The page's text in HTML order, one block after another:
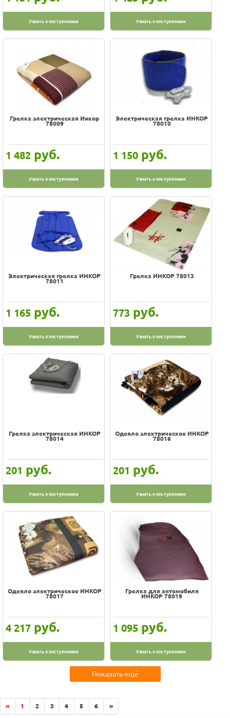
Узнать о поступлении Узнать о поступлении
Грелка электрическая Инкор
78009
1 482 руб.
Узнать о поступлении
Электрическая грелка ИНКОР
78010
1 150 руб.
Узнать о поступлении
Электрическая грелка ИНКОР
78011
1 165 руб.
Узнать о поступлении
Грелка ИНКОР 78013
773 руб.
Узнать о поступлении
Грелка электрическая ИНКОР
78014
201 руб.
Узнать о поступлении
Одеяло электрическое ИНКОР
78016
201 руб.
Узнать о поступлении
Одеяло электрическое ИНКОР
78017
4 217 руб.
Узнать о поступлении
Грелка для автомобиля
ИНКОР 78019
1 095 руб.
Узнать о поступлении
Показать ещё
« 1 2 3 4 5 6 »